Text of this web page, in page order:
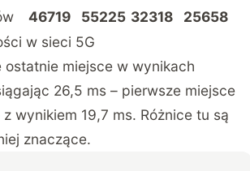
46719 55225 32318
25658
w sieci 5G
ostatnie miejsce w wynikach
26,5 ms – pierwsze miejsce
z wynikiem 19,7 ms. Różnice tu są
znaczące.